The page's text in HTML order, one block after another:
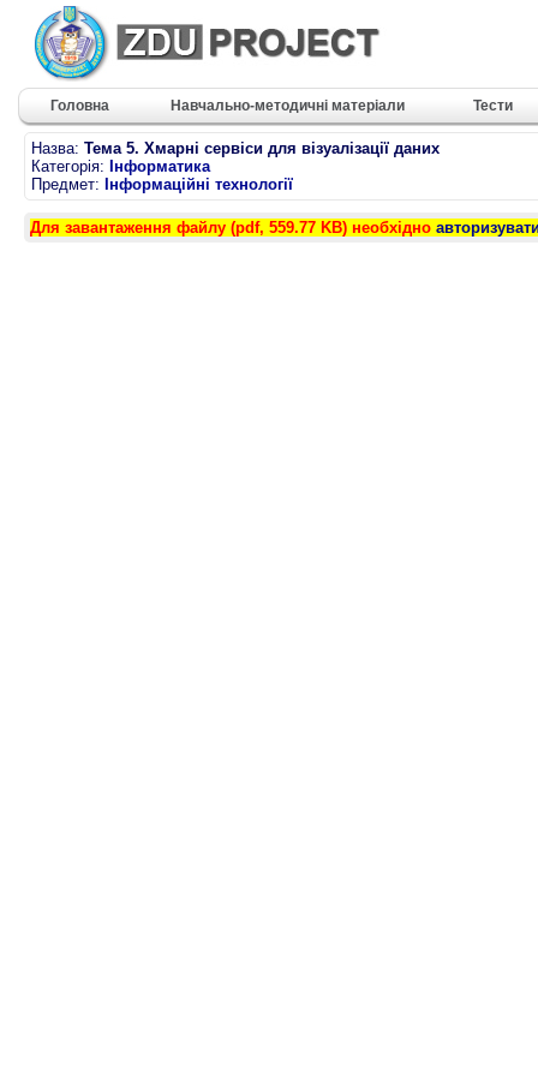
Головна Навчально-методичні матеріали Тести
Назва: Тема 5. Хмарні сервіси для візуалізації даних
Категорія: Інформатика
Предмет: Інформаційні технології
Для завантаження файлу (pdf, 559.77 KB) необхідно